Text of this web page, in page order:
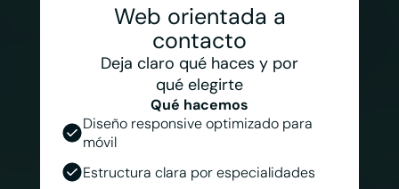
Web orientada a
contacto
Deja claro qué haces y por
qué elegirte
Qué hacemos
Diseño responsive optimizado para
móvil
Estructura clara por especialidades